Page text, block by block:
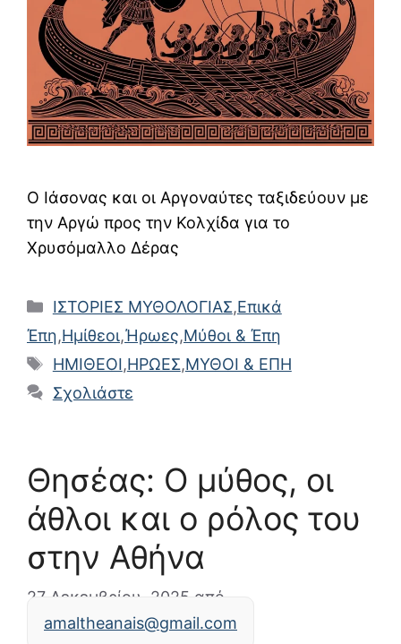
Ο Ιάσονας και οι Αργοναύτες ταξιδεύουν με
την Αργώ προς την Κολχίδα για το
Χρυσόμαλλο Δέρας
Κατηγορίες
ΙΣΤΟΡΙΕΣ ΜΥΘΟΛΟΓΙΑΣ,Επικά
Έπη,Ημίθεοι,Ήρωες,Μύθοι & Έπη
Ετικέτες
ΗΜΙΘΕΟΙ,ΗΡΩΕΣ,ΜΥΘΟΙ & ΕΠΗ
Σχολιάστε
Θησέας: Ο μύθος, οι
άθλοι και ο ρόλος του
στην Αθήνα
27 Δεκεμβρίου, 2025 από
amaltheanais@gmail.com